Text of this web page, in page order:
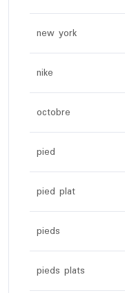
new york
nike
octobre
pied
pied plat
pieds
pieds plats